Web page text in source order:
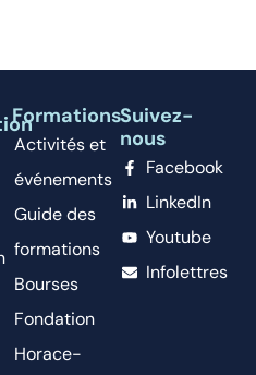
Formations
Activités et
événements
Guide des
formations
Bourses
Fondation
Horace-
Suivez-
nous
Facebook
LinkedIn
Youtube
Infolettres